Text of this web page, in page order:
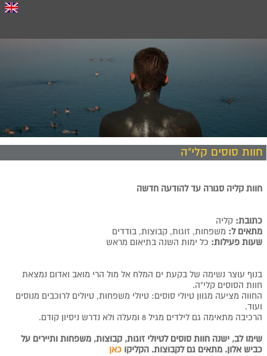
חוות סוסים קלי"ה
חוות קליה סגורה עד להודעה חדשה
כתובת: קליה
מתאים ל: משפחות, זוגות, קבוצות, בודדים
שעות פעילות: כל ימות השנה בתיאום מראש
בנוף עוצר נשימה של בקעת ים המלח אל מול הרי מואב ואדום נמצאת
חוות הסוסים קלי"ה.
החווה מציעה מגוון טיולי סוסים: טיולי משפחות, טיולים לרוכבים מנוסים
ועוד.
הרכיבה מתאימה גם לילדים מגיל 8 ומעלה ולא נדרש ניסיון קודם.
שימו לב, ישנה חוות סוסים לטיולי זוגות, קבוצות, משפחות ותיירים על
כביש אלון. מתאים גם לקבוצות. הקליקו כאן